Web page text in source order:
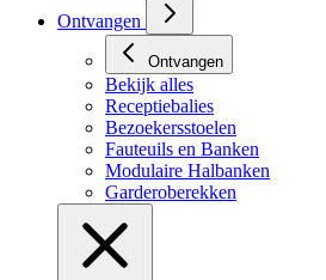
Ontvangen
Ontvangen
Bekijk alles
Receptiebalies
Bezoekersstoelen
Fauteuils en Banken
Modulaire Halbanken
Garderoberekken